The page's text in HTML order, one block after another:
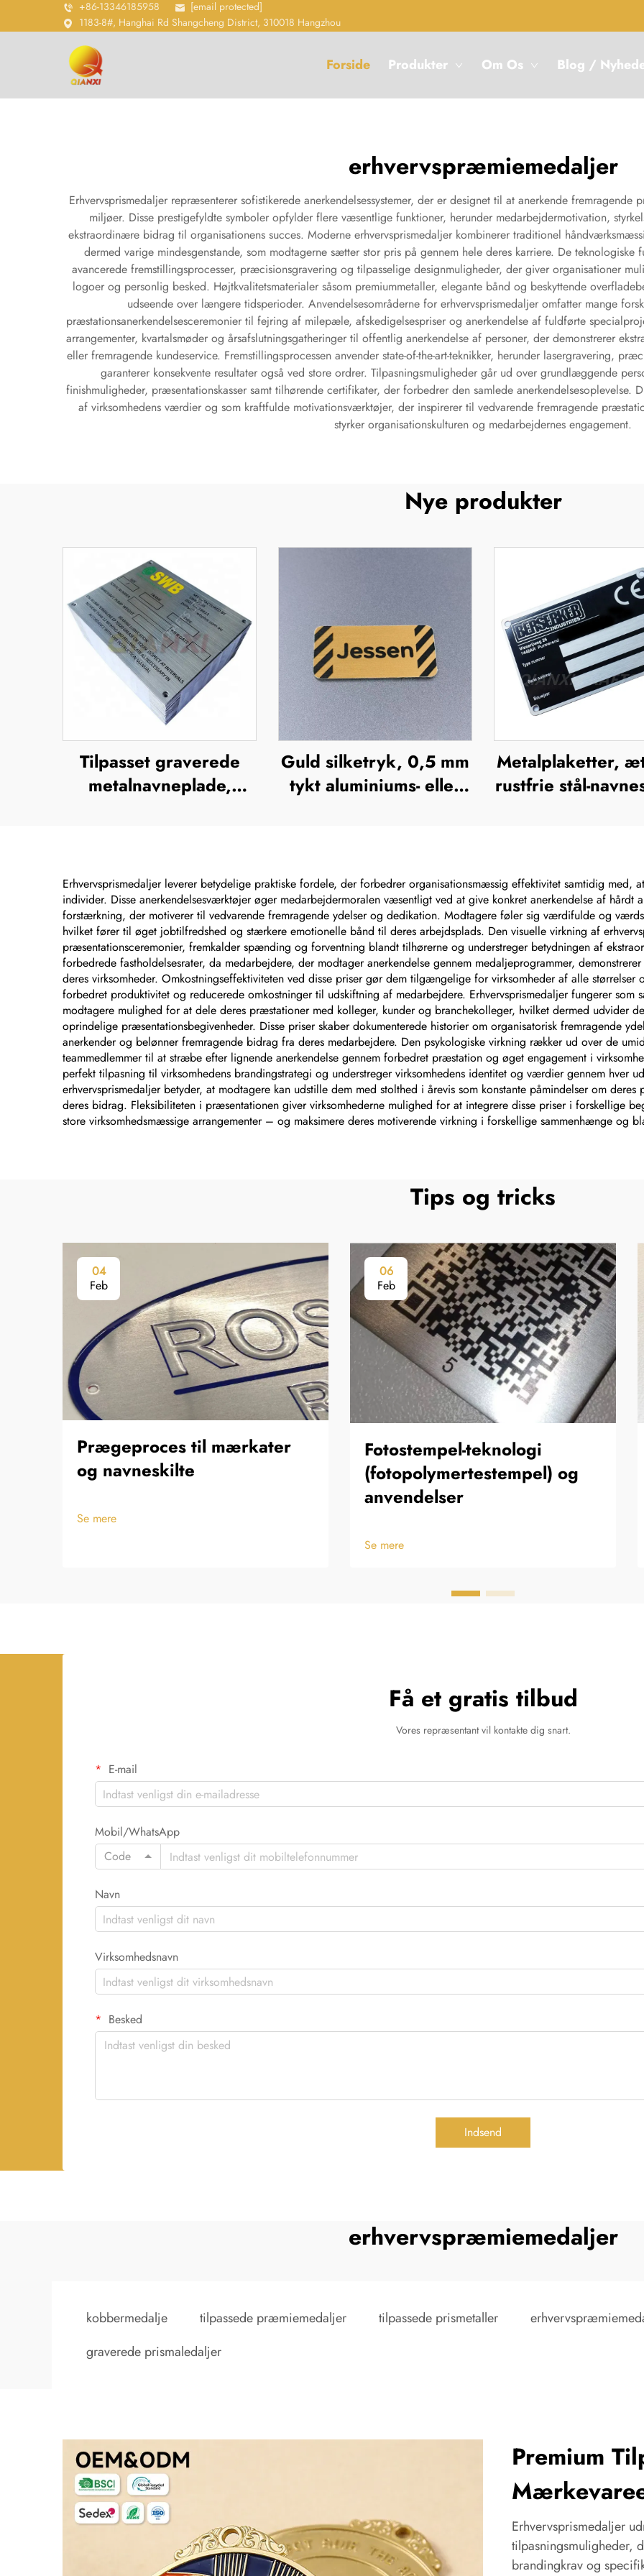
+86-13346185958
[email protected]
1183-8#, Hanghai Rd Shangcheng District, 310018 Hangzhou
Forside Produkter Om Os Blog /
erhvervspræmiemedaljer
Erhvervsprismedaljer repræsenterer sofistikerede anerkendelsessystemer, der er designet til at anerkende
miljøer. Disse prestigefyldte symboler opfylder flere væsentlige funktioner, herunder medarbejdermotivation,
ekstraordinære bidrag til organisationens succes. Moderne erhvervsprismedaljer kombinerer traditionel
dermed varige mindesgenstande, som modtagerne sætter stor pris på gennem hele deres karriere. De teknologiske
avancerede fremstillingsprocesser, præcisionsgravering og tilpasselige designmuligheder, der giver organisationer
logoer og personlig besked. Højtkvalitetsmaterialer såsom premiummetaller, elegante bånd og beskyttende
udseende over længere tidsperioder. Anvendelsesområderne for erhvervsprismedaljer omfatter mange
præstationsanerkendelsesceremonier til fejring af milepæle, afskedigelsespriser og anerkendelse af fuldførte
arrangementer, kvartalsmøder og årsafslutningsgatheringer til offentlig anerkendelse af personer, der demonstrerer
eller fremragende kundeservice. Fremstillingsprocessen anvender state-of-the-art-teknikker, herunder lasergravering,
garanterer konsekvente resultater også ved store ordrer. Tilpasningsmuligheder går ud over grundlæggende
finishmuligheder, præsentationskasser samt tilhørende certifikater, der forbedrer den samlede anerkendelsesoplevelse.
af virksomhedens værdier og som kraftfulde motivationsværktøjer, der inspirerer til vedvarende fremragende
styrker organisationskulturen og medarbejdernes engagement.
Nye produkter
Tilpasset graverede
metalnavneplade,
Guld silketryk, 0,5 mm
tykt aluminiums- eller
Metalplaketter,
rustfrie stål-
Erhvervsprismedaljer leverer betydelige praktiske fordele, der forbedrer organisationsmæssig effektivitet samtidig med,
individer. Disse anerkendelsesværktøjer øger medarbejdermoralen væsentligt ved at give konkret anerkendelse af
forstærkning, der motiverer til vedvarende fremragende ydelser og dedikation. Modtagere føler sig værdifulde og
hvilket fører til øget jobtilfredshed og stærkere emotionelle bånd til deres arbejdsplads. Den visuelle virkning af
præsentationsceremonier, fremkalder spænding og forventning blandt tilhørerne og understreger betydningen af
forbedrede fastholdelsesrater, da medarbejdere, der modtager anerkendelse gennem medaljeprogrammer,
deres virksomheder. Omkostningseffektiviteten ved disse priser gør dem tilgængelige for virksomheder af alle størrelser
forbedret produktivitet og reducerede omkostninger til udskiftning af medarbejdere. Erhvervsprismedaljer fungerer
modtagere mulighed for at dele deres præstationer med kolleger, kunder og branchekolleger, hvilket dermed udvider
oprindelige præsentationsbegivenheder. Disse priser skaber dokumenterede historier om organisatorisk fremragende
anerkender og belønner fremragende bidrag fra deres medarbejdere. Den psykologiske virkning rækker ud over de
teammedlemmer til at stræbe efter lignende anerkendelse gennem forbedret præstation og øget engagement i
perfekt tilpasning til virksomhedens brandingstrategi og understreger virksomhedens identitet og værdier gennem hver
erhvervsprismedaljer betyder, at modtagere kan udstille dem med stolthed i årevis som konstante påmindelser om
deres bidrag. Fleksibiliteten i præsentationen giver virksomhederne mulighed for at integrere disse priser i forskellige
store virksomhedsmæssige arrangementer – og maksimere deres motiverende virkning i forskellige sammenhænge og
Tips og tricks
04
Feb
Prægeproces til mærkater
og navneskilte
Se mere
06
Feb
Fotostempel-teknologi
(fotopolymertestempel) og
anvendelser
Se mere
Få et gratis tilbud
Vores repræsentant vil kontakte dig snart.
E-mail
Mobil/WhatsApp
Code
Navn
Virksomhedsnavn
Besked
Indsend
erhvervspræmiemedaljer
kobbermedalje tilpassede præmiemedaljer tilpassede prismetaller
graverede prismaledaljer
Premium
Erhvervsprismedaljer
tilpasningsmuligheder,
brandingkrav og